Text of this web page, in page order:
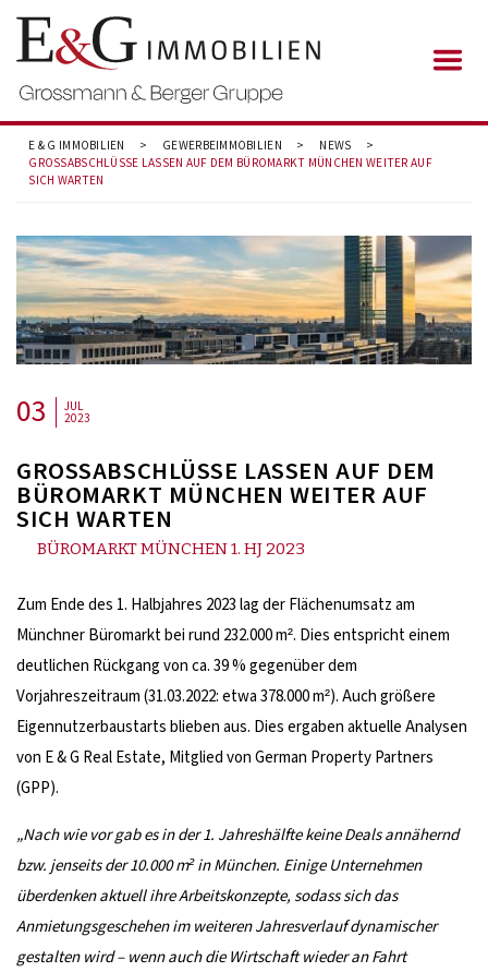
E & G IMMOBILIEN > GEWERBEIMMOBILIEN > NEWS
>
GROSSABSCHLÜSSE LASSEN AUF DEM BÜROMARKT MÜNCHEN WEITER AUF
SICH WARTEN
03 JUL
2023
GROSSABSCHLÜSSE LASSEN AUF DEM
BÜROMARKT MÜNCHEN WEITER AUF
SICH WARTEN
BÜROMARKT MÜNCHEN 1. HJ 2023
Zum Ende des 1. Halbjahres 2023 lag der Flächenumsatz am
Münchner Büromarkt bei rund 232.000 m². Dies entspricht einem
deutlichen Rückgang von ca. 39 % gegenüber dem
Vorjahreszeitraum (31.03.2022: etwa 378.000 m²). Auch größere
Eigennutzerbaustarts blieben aus. Dies ergaben aktuelle Analysen
von E & G Real Estate, Mitglied von German Property Partners
(GPP).
„Nach wie vor gab es in der 1. Jahreshälfte keine Deals annähernd
bzw. jenseits der 10.000 m² in München. Einige Unternehmen
überdenken aktuell ihre Arbeitskonzepte, sodass sich das
Anmietungsgeschehen im weiteren Jahresverlauf dynamischer
gestalten wird – wenn auch die Wirtschaft wieder an Fahrt